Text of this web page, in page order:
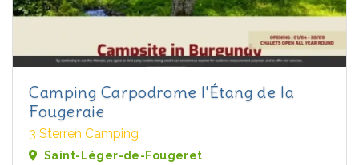
Camping Carpodrome l'Étang de la
Fougeraie
3 Sterren Camping
Saint-Léger-de-Fougeret